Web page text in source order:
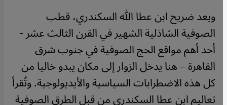
ويعد ضريح ابن عطا الله السكندري، قطب
الصوفية الشاذلية الشهير في القرن الثالث عشر -
أحد أهم مواقع الحج الصوفية في جنوب شرق
القاهرة – هنا يدخل الزوار إلى مكان يبدو خاليا من
كل هذه الاضطرابات السياسية والأيديولوجية. وتُقرأ
تعاليم ابن عطا السكندري من قبل الطرق الصوفية